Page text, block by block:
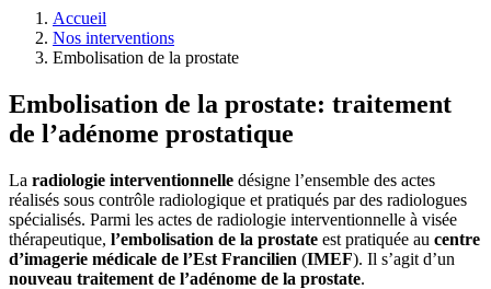
Accueil
Nos interventions
Embolisation de la prostate
Embolisation de la prostate: traitement
de l’adénome prostatique
La radiologie interventionnelle désigne l’ensemble des actes
réalisés sous contrôle radiologique et pratiqués par des radiologues
spécialisés. Parmi les actes de radiologie interventionnelle à visée
thérapeutique, l’embolisation de la prostate est pratiquée au centre
d’imagerie médicale de l’Est Francilien (IMEF). Il s’agit d’un
nouveau traitement de l’adénome de la prostate.